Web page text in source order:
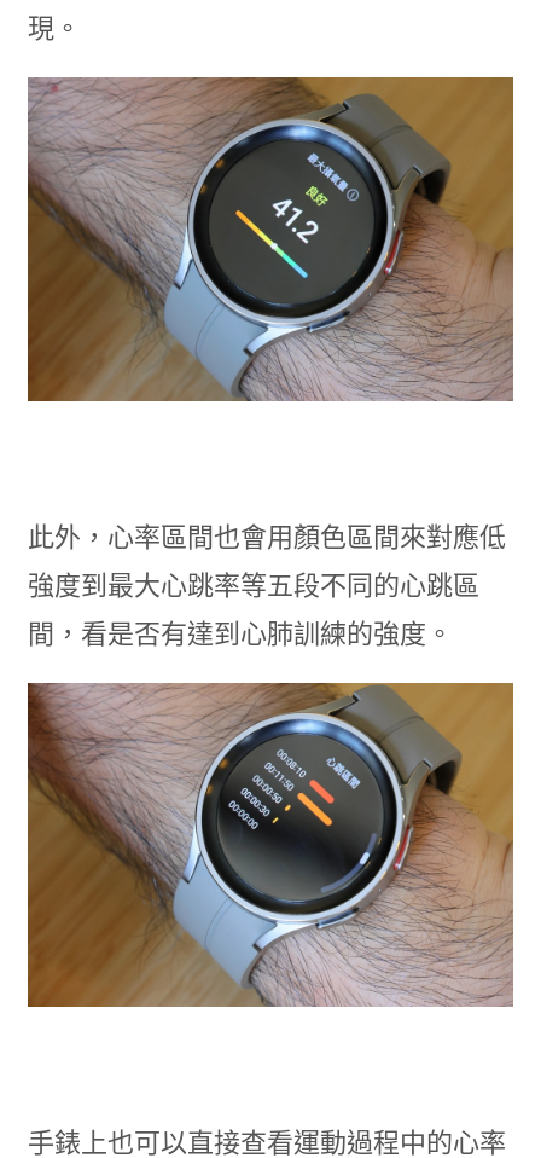
現。
此外，心率區間也會用顏色區間來對應低
強度到最大心跳率等五段不同的心跳區
間，看是否有達到心肺訓練的強度。
手錶上也可以直接查看運動過程中的心率